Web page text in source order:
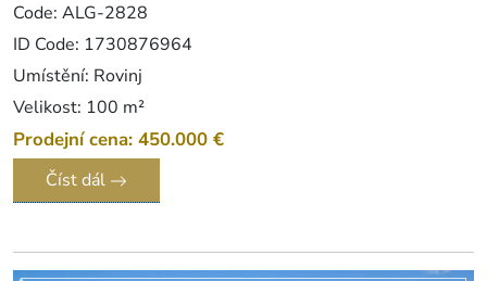
Code: ALG-2828
ID Code: 1730876964
Umístění: Rovinj
Velikost: 100 m²
Prodejní cena: 450.000 €
Číst dál